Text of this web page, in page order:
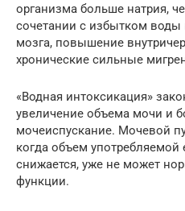
организма больше натрия,
сочетании с избытком воды
мозга, повышение
хронические сильные
«Водная интоксикация»
увеличение объема мочи и
мочеиспускание. Мочевой
когда объем
снижается, уже не может
функции.